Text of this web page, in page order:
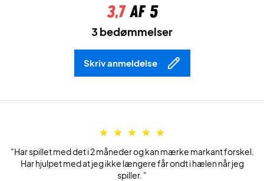
3,7af 5
3 bedømmelser
Skriv anmeldelse
"Har spillet med det i 2 måneder og kan mærke markant forskel.
Har hjulpet med at jeg ikke længere får ondt i hælen når jeg
spiller. "